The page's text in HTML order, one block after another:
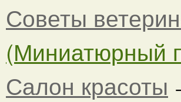
Советы
(Миниатюрный
Салон красоты